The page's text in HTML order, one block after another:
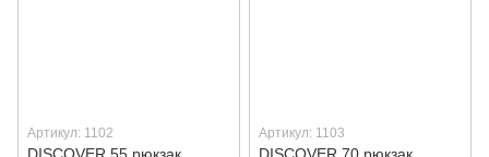
Артикул: 1102 Артикул: 1103